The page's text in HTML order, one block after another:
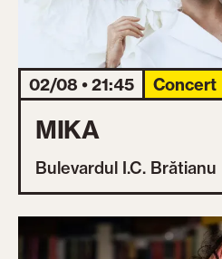
02/08 • 21:45 Concert
MIKA
Bulevardul I.C. Brătianu